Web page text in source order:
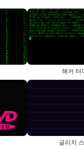
해커 터
글리치